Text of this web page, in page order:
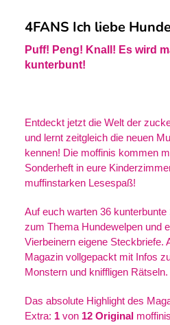
4FANS Ich liebe
Puff! Peng! Knall! Es wird
kunterbunt!
Entdeckt jetzt die Welt der
und lernt zeitgleich die neuen
kennen! Die moffinis kommen
Sonderheft in eure
muffinstarken Lesespaß!
Auf euch warten 36 kunterbunte
zum Thema Hundewelpen und
Vierbeinern eigene Steckbriefe.
Magazin vollgepackt mit Infos
Monstern und kniffligen Rätseln.
Das absolute Highlight des
Extra: 1 von 12 Original moffinis